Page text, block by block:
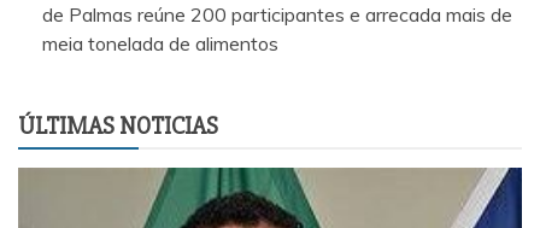
de Palmas reúne 200 participantes e arrecada mais de
meia tonelada de alimentos
ÚLTIMAS NOTICIAS